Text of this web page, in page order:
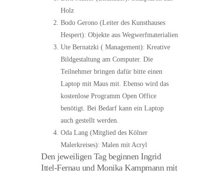
Holz
Bodo Gerono (Leiter des Kunsthauses
Hespert): Objekte aus Wegwerfmaterialien
Ute Bernatzki ( Management): Kreative
Bildgestaltung am Computer. Die
Teilnehmer bringen dafür bitte einen
Laptop mit Maus mit. Ebenso wird das
kostenlose Programm Open Office
benötigt. Bei Bedarf kann ein Laptop
auch gestellt werden.
Oda Lang (Mitglied des Kölner
Malerkreises): Malen mit Acryl
Den jeweiligen Tag beginnen Ingrid
Ittel-Fernau und Monika Kampmann mit